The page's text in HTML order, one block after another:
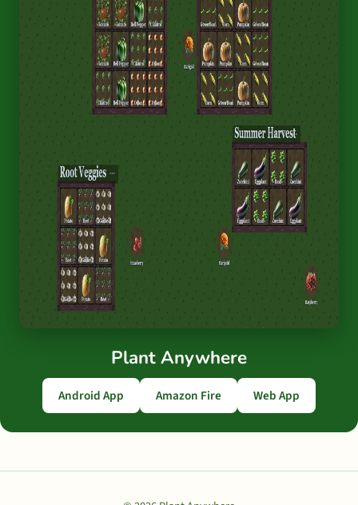
Plant Anywhere
Android App Amazon Fire Web App